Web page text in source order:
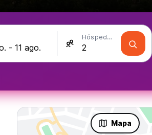
Hóspedes
Mapa